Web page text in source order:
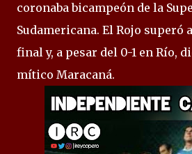
coronaba bicampeón de la
Sudamericana. El Rojo superó
final y, a pesar del 0-1 en Río,
mítico Maracaná.